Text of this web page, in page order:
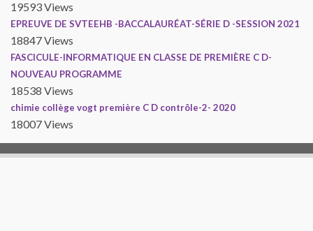
19593 Views
EPREUVE DE SVTEEHB -BACCALAURÉAT-SÉRIE D -SESSION 2021
18847 Views
FASCICULE-INFORMATIQUE EN CLASSE DE PREMIÈRE C D-
NOUVEAU PROGRAMME
18538 Views
chimie collège vogt première C D contrôle-2- 2020
18007 Views